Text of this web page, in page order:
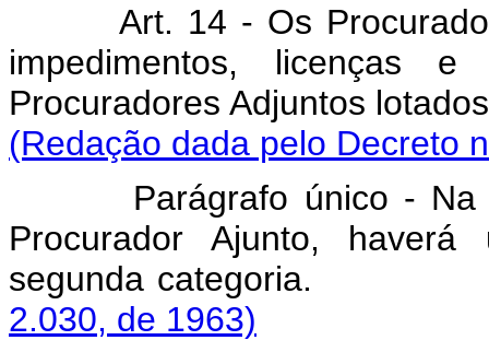
Art. 14 - Os
impedimentos, licenças
Procuradores Adjuntos
(Redação dada pelo Decreto
Parágrafo único - Na
Procurador Ajunto,
segunda
2.030, de 1963)